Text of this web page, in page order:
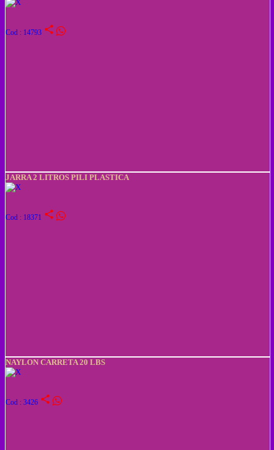
Cod : 14793 share
JARRA 2 LITROS PILI PLASTICA
Cod : 18371 share
NAYLON CARRETA 20 LBS
Cod : 3426 share